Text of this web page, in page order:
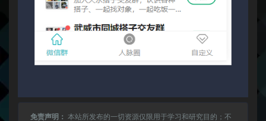
免责声明：
本站所发布的一切资源仅限用于学习和研究目的；不